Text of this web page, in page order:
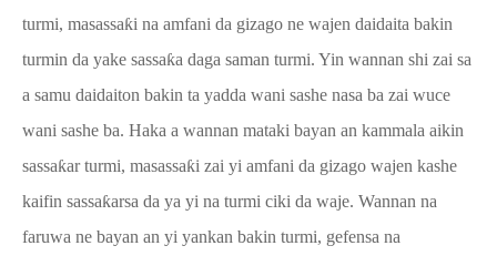
turmi, masassaƙi na amfani da gizago ne wajen daidaita bakin
turmin da yake sassaƙa daga saman turmi. Yin wannan shi zai sa
a samu daidaiton bakin ta yadda wani sashe nasa ba zai wuce
wani sashe ba. Haka a wannan mataki bayan an kammala aikin
sassaƙar turmi, masassaƙi zai yi amfani da gizago wajen kashe
kaifin sassaƙarsa da ya yi na turmi ciki da waje. Wannan na
faruwa ne bayan an yi yankan bakin turmi, gefensa na